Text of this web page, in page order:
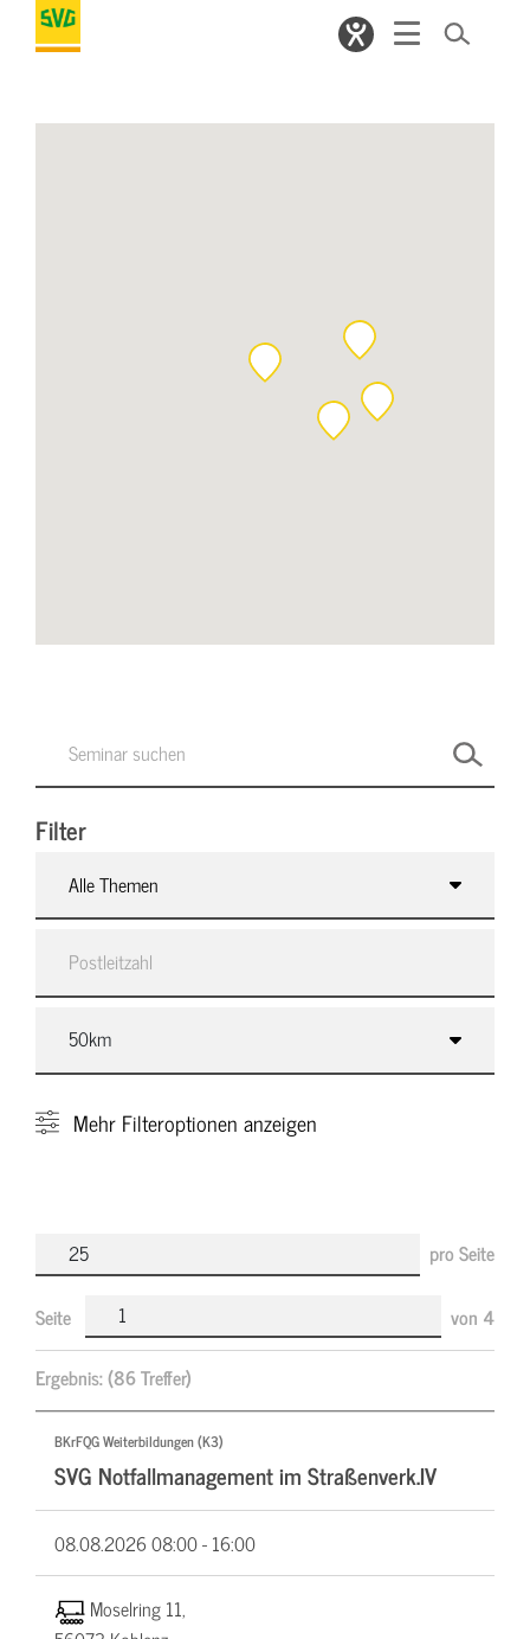
Filter
Alle Themen
Mehr Filteroptionen anzeigen
pro Seite
Seite von 4
Ergebnis:(86 Treffer)
BKrFQG Weiterbildungen (K3)
SVG Notfallmanagement im Straßenverk.IV
08.08.202608:00 - 16:00
Moselring 11,